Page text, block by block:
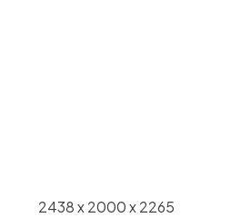
2438 x 2000 x 2265